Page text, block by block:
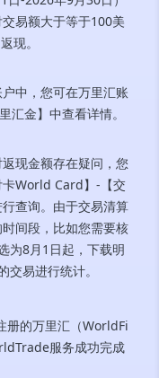
易额大于等于100美
现。
中，您可在万里汇账
汇金】中查看详情。
现金额存在疑问，您
卡World Card】-【交
查询。由于交易清算
间段，比如您需要核
为8月1日起，下载明
易进行统计。
册的万里汇（WorldFi
服务成功完成